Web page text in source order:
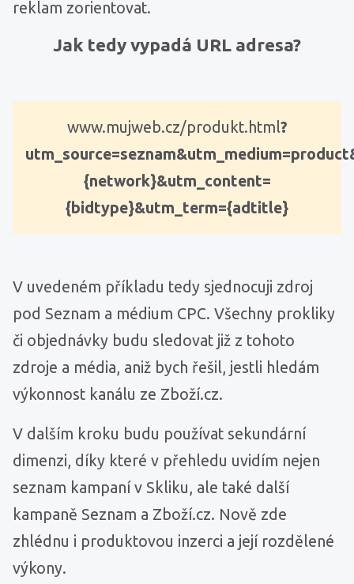
reklam zorientovat.
Jak tedy vypadá URL adresa?
www.mujweb.cz/produkt.html?
{network}&utm_content=
{bidtype}&utm_term={adtitle}
V uvedeném příkladu tedy sjednocuji zdroj
pod Seznam a médium CPC. Všechny prokliky
či objednávky budu sledovat již z tohoto
zdroje a média, aniž bych řešil, jestli hledám
výkonnost kanálu ze Zboží.cz.
V dalším kroku budu používat sekundární
dimenzi, díky které v přehledu uvidím nejen
seznam kampaní v Skliku, ale také další
kampaně Seznam a Zboží.cz. Nově zde
zhlédnu i produktovou inzerci a její rozdělené
výkony.